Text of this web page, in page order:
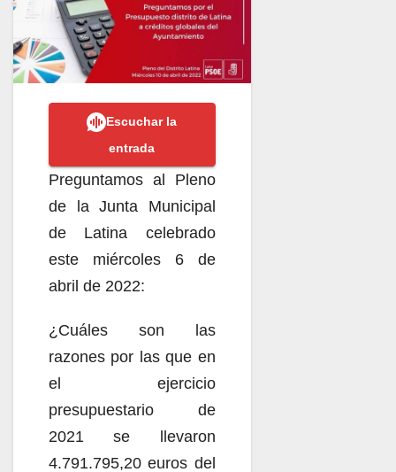
Escuchar la
entrada
Preguntamos al Pleno
de la Junta Municipal
de Latina celebrado
este miércoles 6 de
abril de 2022:
¿Cuáles son las
razones por las que en
el ejercicio
presupuestario de
2021 se llevaron
4.791.795,20 euros del